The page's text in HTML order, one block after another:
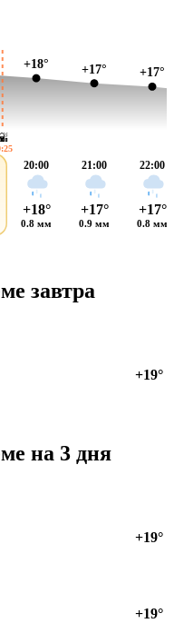
+18° +17° +17°
20:00
+18°
0.8 мм
21:00
+17°
0.9 мм
22:00
+17°
0.8 мм
завтра
+19°
на 3 дня
+19°
+19°